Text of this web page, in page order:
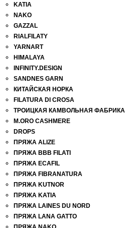
KATIA
NAKO
GAZZAL
RIALFILATY
YARNART
HIMALAYA
INFINITY.DESIGN
SANDNES GARN
КИТАЙСКАЯ НОРКА
FILATURA DI СROSA
ТРОИЦКАЯ КАМВОЛЬНАЯ ФАБРИКА
M.ORO CASHMERE
DROPS
ПРЯЖА ALIZE
ПРЯЖА BBB FILATI
ПРЯЖА ECAFIL
ПРЯЖА FIBRANATURA
ПРЯЖА KUTNOR
ПРЯЖА KATIA
ПРЯЖА LAINES DU NORD
ПРЯЖА LANA GATTO